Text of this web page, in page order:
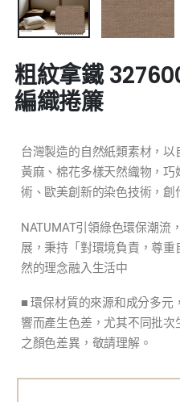
粗紋拿鐵
編織捲簾
台灣製造的自然紙類素材，以
黃麻、棉花多樣天然織物，
術、歐美創新的染色技術，
NATUMAT引領綠色環保潮流
展，秉持「對環境負責，尊
然的理念融入生活中
■環保材質的來源和成分多元
響而產生色差，尤其不同批
之顏色差異，敬請理解。